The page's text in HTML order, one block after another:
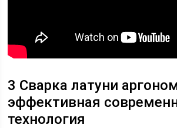
3 Сварка латуни
эффективная
технология